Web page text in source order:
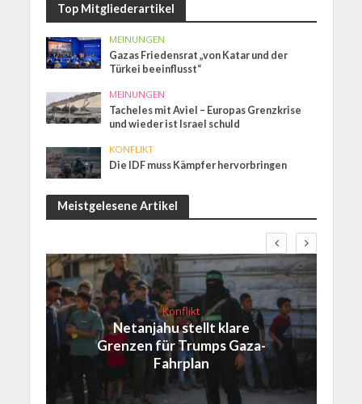
Top Mitgliederartikel
MEINUNGEN
Gazas Friedensrat „von Katar und der
Türkei beeinflusst“
MEINUNGEN
Tacheles mit Aviel – Europas Grenzkrise
und wieder ist Israel schuld
KONFLIKT
Die IDF muss Kämpfer hervorbringen
Meistgelesene Artikel
Konflikt
Netanjahu stellt klare
Grenzen für Trumps Gaza-
Fahrplan